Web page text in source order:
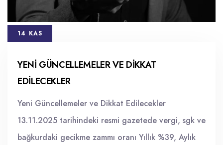
YENI GÜNCELLEMELER VE DIKKAT
EDILECEKLER
Yeni Güncellemeler ve Dikkat Edilecekler
13.11.2025 tarihindeki resmi gazetede vergi, sgk ve
bağkurdaki gecikme zammı oranı Yıllık %39, Aylık
14 KAS